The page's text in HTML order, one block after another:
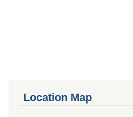
Location Map